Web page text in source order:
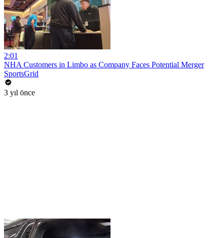
2:01
NHA Customers in Limbo as Company Faces Potential Merger
SportsGrid
3 yıl önce